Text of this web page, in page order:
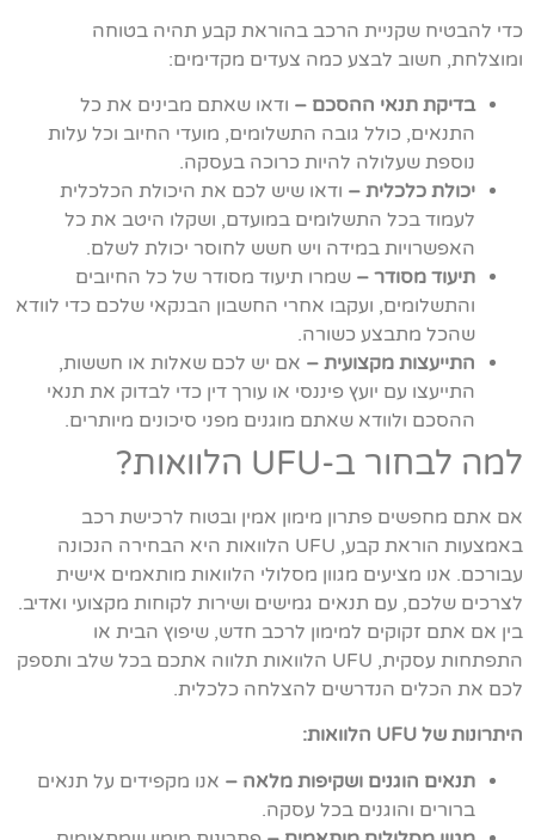
כדי להבטיח שקניית הרכב בהוראת קבע תהיה בטוחה
ומוצלחת, חשוב לבצע כמה צעדים מקדימים:
בדיקת תנאי ההסכם – ודאו שאתם מבינים את כל
התנאים, כולל גובה התשלומים, מועדי החיוב וכל עלות
נוספת שעלולה להיות כרוכה בעסקה.
יכולת כלכלית – ודאו שיש לכם את היכולת הכלכלית
לעמוד בכל התשלומים במועדם, ושקלו היטב את כל
האפשרויות במידה ויש חשש לחוסר יכולת לשלם.
תיעוד מסודר – שמרו תיעוד מסודר של כל החיובים
והתשלומים, ועקבו אחרי החשבון הבנקאי שלכם כדי לוודא
שהכל מתבצע כשורה.
התייעצות מקצועית – אם יש לכם שאלות או חששות,
התייעצו עם יועץ פיננסי או עורך דין כדי לבדוק את תנאי
ההסכם ולוודא שאתם מוגנים מפני סיכונים מיותרים.
למה לבחור ב-UFU הלוואות?
אם אתם מחפשים פתרון מימון אמין ובטוח לרכישת רכב
באמצעות הוראת קבע, UFU הלוואות היא הבחירה הנכונה
עבורכם. אנו מציעים מגוון מסלולי הלוואות מותאמים אישית
לצרכים שלכם, עם תנאים גמישים ושירות לקוחות מקצועי ואדיב.
בין אם אתם זקוקים למימון לרכב חדש, שיפוץ הבית או
התפתחות עסקית, UFU הלוואות תלווה אתכם בכל שלב ותספק
לכם את הכלים הנדרשים להצלחה כלכלית.
היתרונות של UFU הלוואות:
תנאים הוגנים ושקיפות מלאה – אנו מקפידים על תנאים
ברורים והוגנים בכל עסקה.